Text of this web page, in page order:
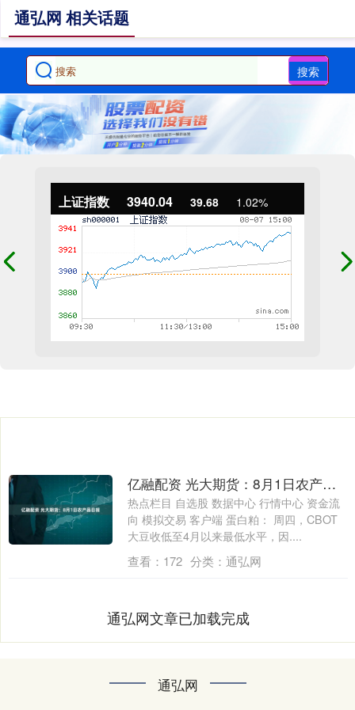
搜索
上证指数 3940.04 39.68 1.02%
通弘网 相关话题
亿融配资 光大期货：8月1日农产品日报
热点栏目 自选股 数据中心 行情中心 资金流
向 模拟交易 客户端 蛋白粕： 周四，CBOT
大豆收低至4月以来最低水平，因....
查看： 172 分类： 通弘网
通弘网文章已加载完成
通弘网